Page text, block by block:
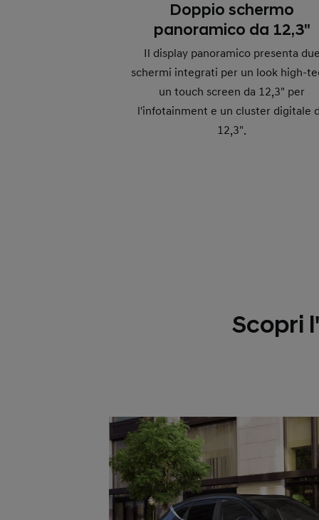
Doppio schermo
panoramico da 12,3"
Il display panoramico presenta
schermi integrati per un look high-
un touch screen da 12,3" per
l'infotainment e un cluster digitale
12,3".
Scopri